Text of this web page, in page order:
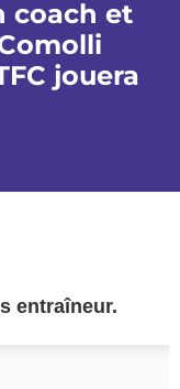
coach et
jouera
entraîneur.